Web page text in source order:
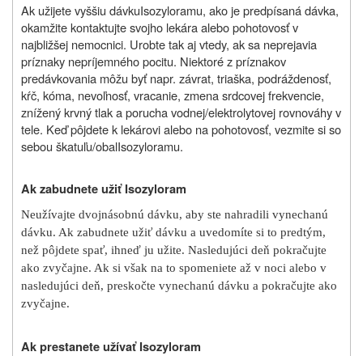
Ak užijete vyššiu dávkuIsozyloramu, ako je predpísaná dávka,
okamžite kontaktujte svojho lekára alebo pohotovosť v
najbližšej nemocnici. Urobte tak aj vtedy, ak sa neprejavia
príznaky nepríjemného pocitu. Niektoré z príznakov
predávkovania môžu byť napr. závrat, triaška, podráždenosť,
kŕč, kóma, nevoľnosť, vracanie, zmena srdcovej frekvencie,
znížený krvný tlak a porucha vodnej/elektrolytovej rovnováhy v
tele. Keď pôjdete k lekárovi alebo na pohotovosť, vezmite si so
sebou škatuľu/obalIsozyloramu.
Ak zabudnete užiť Isozyloram
Neužívajte dvojnásobnú dávku, aby ste nahradili vynechanú
dávku. Ak zabudnete užiť dávku a uvedomíte si to predtým,
než pôjdete spať, ihneď ju užite. Nasledujúci deň pokračujte
ako zvyčajne. Ak si však na to spomeniete až v noci alebo v
nasledujúci deň, preskočte vynechanú dávku a pokračujte ako
zvyčajne.
Ak prestanete užívať Isozyloram